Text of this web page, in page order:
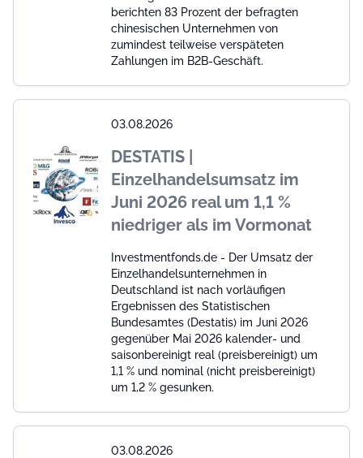
berichten 83 Prozent der befragten
chinesischen Unternehmen von
zumindest teilweise verspäteten
Zahlungen im B2B-Geschäft.
03.08.2026
DESTATIS |
Einzelhandelsumsatz im
Juni 2026 real um 1,1 %
niedriger als im Vormonat
Investmentfonds.de - Der Umsatz der
Einzelhandelsunternehmen in
Deutschland ist nach vorläufigen
Ergebnissen des Statistischen
Bundesamtes (Destatis) im Juni 2026
gegenüber Mai 2026 kalender- und
saisonbereinigt real (preisbereinigt) um
1,1 % und nominal (nicht preisbereinigt)
um 1,2 % gesunken.
03.08.2026